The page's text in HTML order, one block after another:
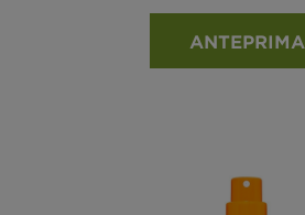
ANTEPRIMA